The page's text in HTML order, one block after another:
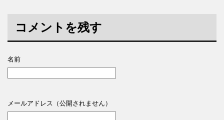
コメントを残す
名前
メールアドレス（公開されません）